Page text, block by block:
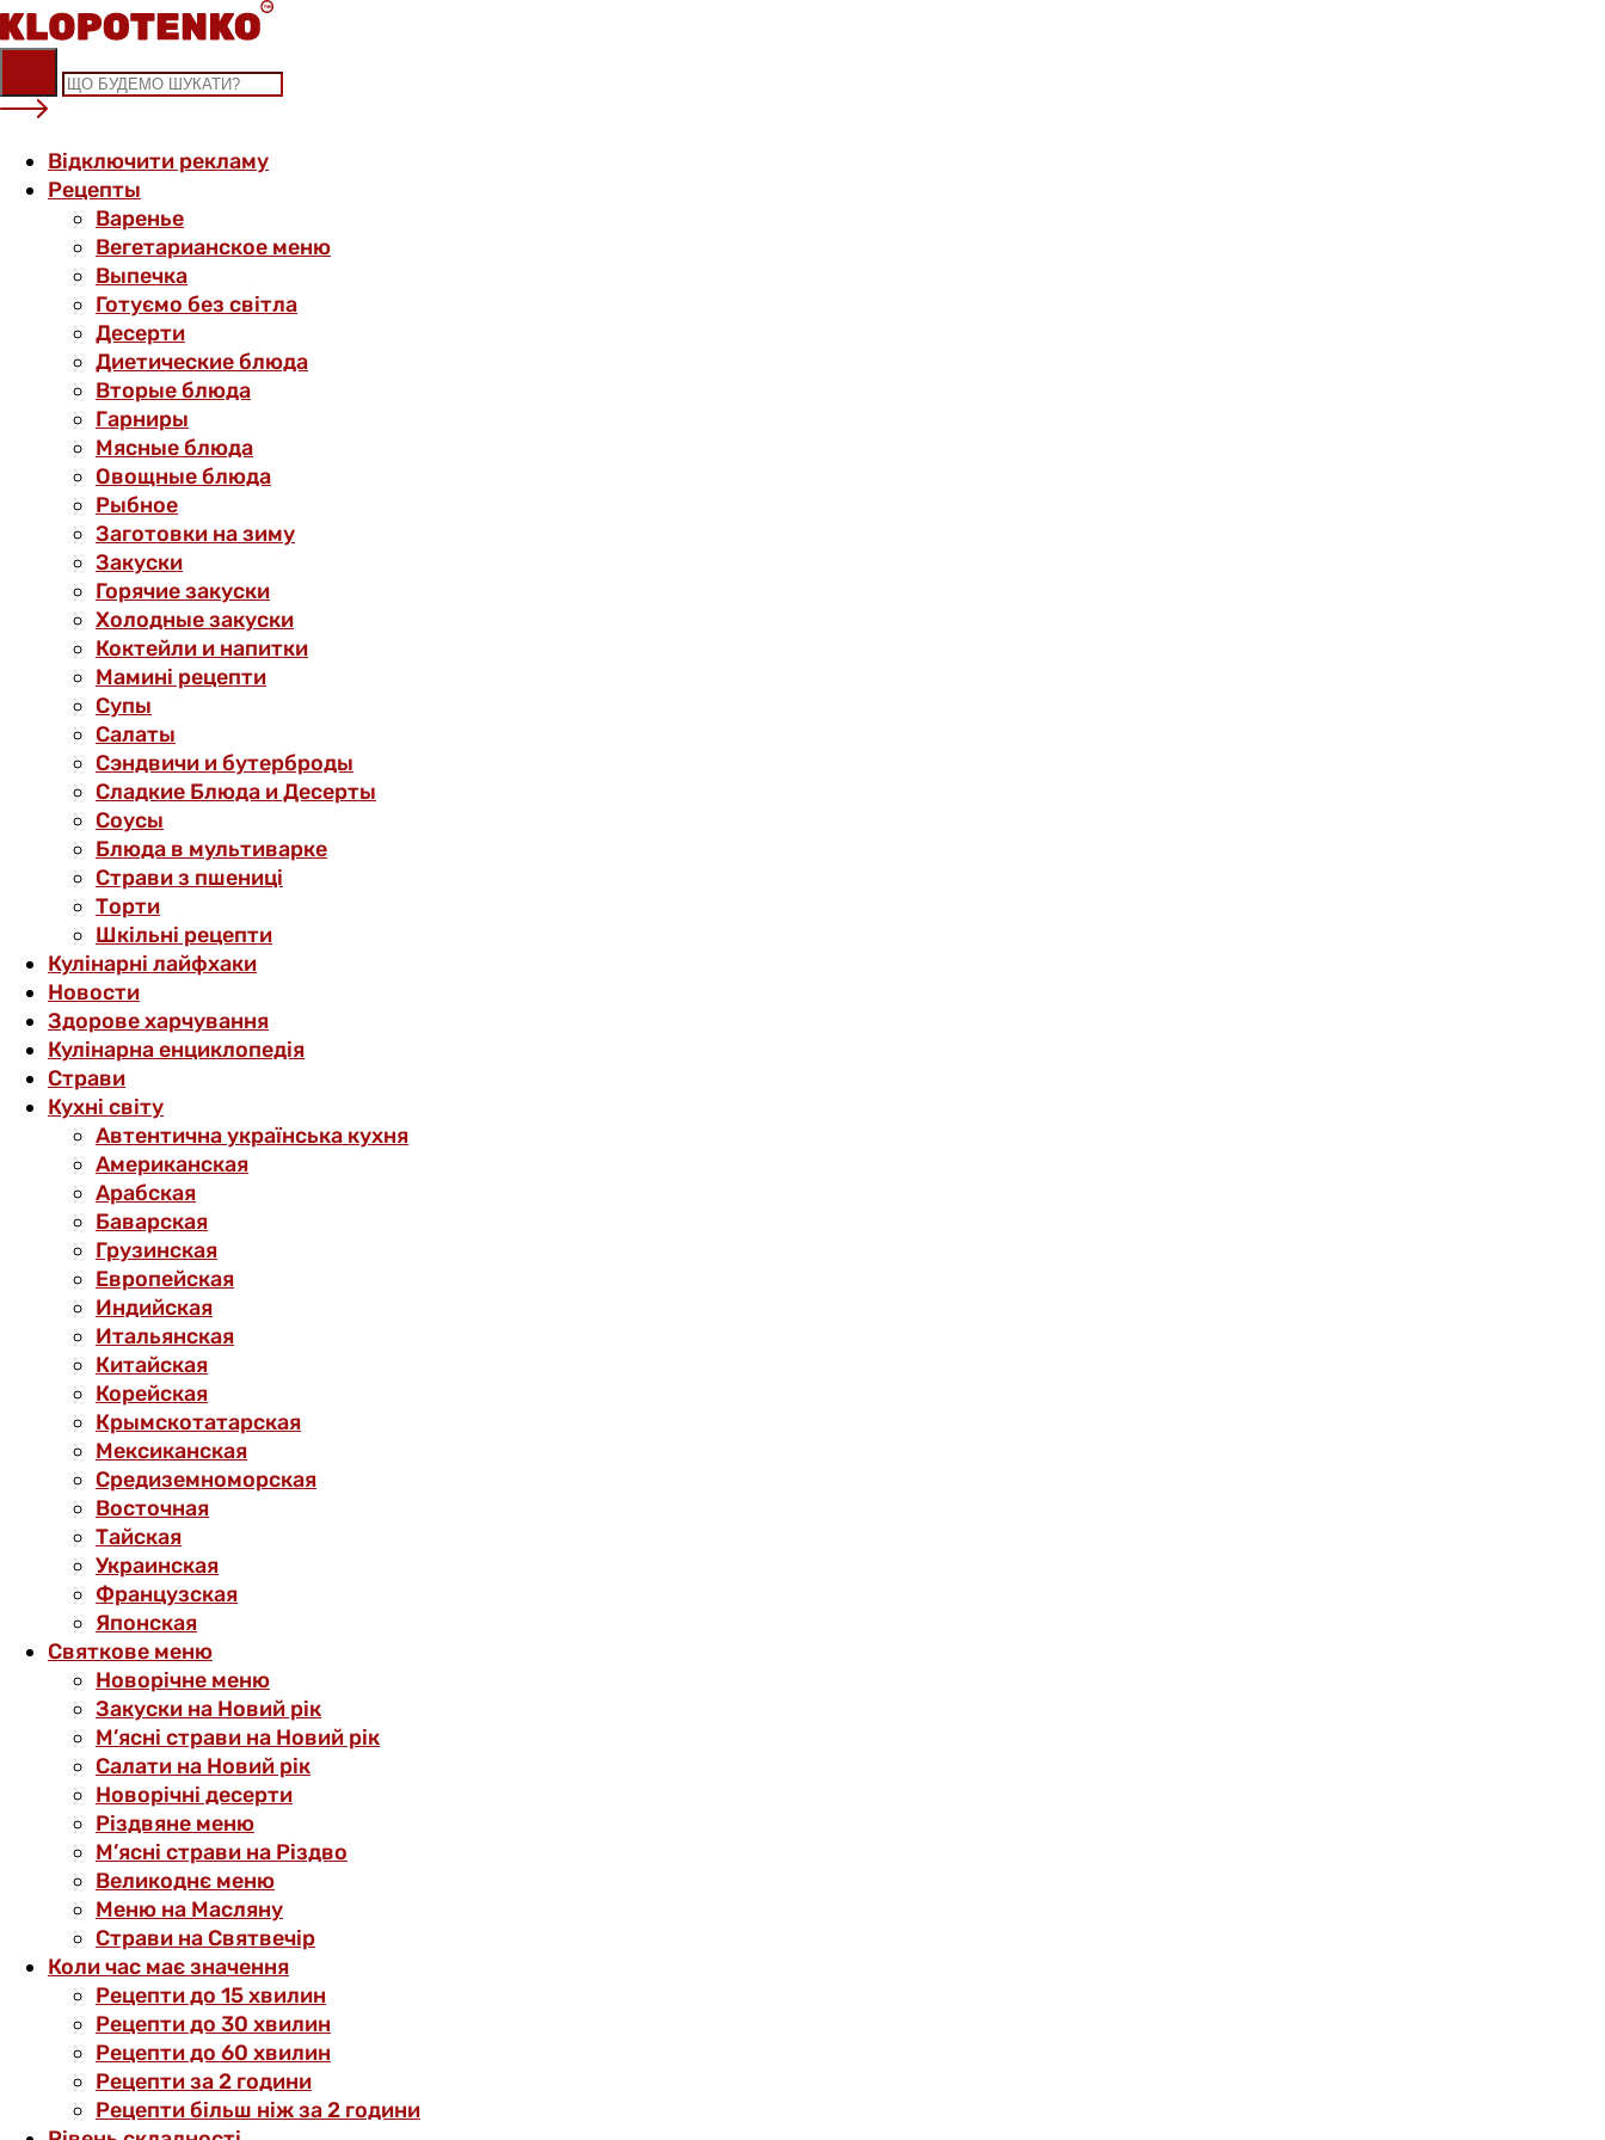
Skip
to
content
Відключити рекламу
Рецепты
Варенье
Вегетарианское меню
Выпечка
Готуємо без світла
Десерти
Диетические блюда
Вторые блюда
Гарниры
Мясные блюда
Овощные блюда
Рыбное
Заготовки на зиму
Закуски
Горячие закуски
Холодные закуски
Коктейли и напитки
Мамині рецепти
Супы
Салаты
Сэндвичи и бутерброды
Сладкие Блюда и Десерты
Соусы
Блюда в мультиварке
Страви з пшениці
Торти
Шкільні рецепти
Кулінарні лайфхаки
Новости
Здорове харчування
Кулінарна енциклопедія
Страви
Кухні світу
Автентична українська кухня
Американская
Арабская
Баварская
Грузинская
Европейская
Индийская
Итальянская
Китайская
Корейская
Крымскотатарская
Мексиканская
Средиземноморская
Восточная
Тайская
Украинская
Французская
Японская
Святкове меню
Новорічне меню
Закуски на Новий рік
М’ясні страви на Новий рік
Салати на Новий рік
Новорічні десерти
Різдвяне меню
М’ясні страви на Різдво
Великоднє меню
Меню на Масляну
Страви на Святвечір
Коли час має значення
Рецепти до 15 хвилин
Рецепти до 30 хвилин
Рецепти до 60 хвилин
Рецепти за 2 години
Рецепти більш ніж за 2 години